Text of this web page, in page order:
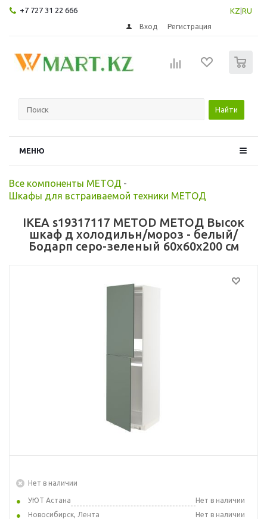
+7 727 31 22 666 KZ RU
Вход Регистрация
Найти
МЕНЮ
Все компоненты МЕТОД -
Шкафы для встраиваемой техники МЕТОД
IKEA s19317117 METOD МЕТОД Высок
шкаф д холодильн/мороз - белый/
Бодарп серо-зеленый 60x60x200 см
Нет в наличии
УЮТ Астана
Нет в наличии
Новосибирск, Лента
Нет в наличии